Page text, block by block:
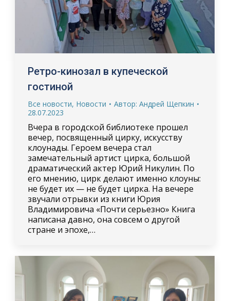
Ретро-кинозал в купеческой
гостиной
Все новости, Новости Автор: Андрей Щепкин
28.07.2023
Вчера в городской библиотеке прошел
вечер, посвященный цирку, искусству
клоунады. Героем вечера стал
замечательный артист цирка, большой
драматический актер Юрий Никулин. По
его мнению, цирк делают именно клоуны:
не будет их — не будет цирка. На вечере
звучали отрывки из книги Юрия
Владимировича «Почти серьезно» Книга
написана давно, она совсем о другой
стране и эпохе,…